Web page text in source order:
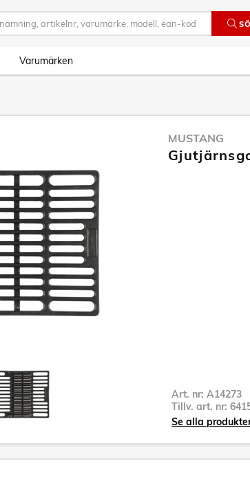
Varumärken
MUSTANG
Art. nr: A14273
Tillv. art. nr:
Se alla